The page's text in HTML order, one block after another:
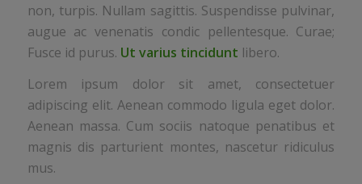
non, turpis. Nullam sagittis. Suspendisse pulvinar,
augue ac venenatis condic pellentesque. Curae;
Fusce id purus. Ut varius tincidunt libero.
Lorem ipsum dolor sit amet, consectetuer
adipiscing elit. Aenean commodo ligula eget dolor.
Aenean massa. Cum sociis natoque penatibus et
magnis dis parturient montes, nascetur ridiculus
mus.